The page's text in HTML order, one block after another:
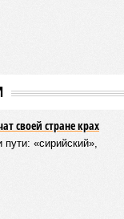
своей стране крах
«сирийский»,